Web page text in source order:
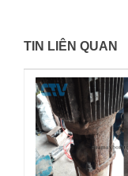
TIN LIÊN QUAN